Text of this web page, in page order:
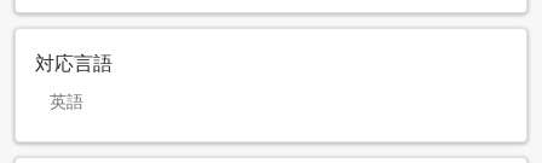
対応言語
英語